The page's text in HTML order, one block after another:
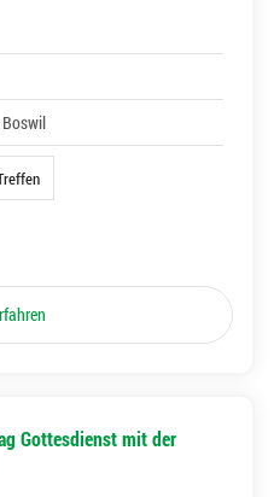
Gottesdienst mit der